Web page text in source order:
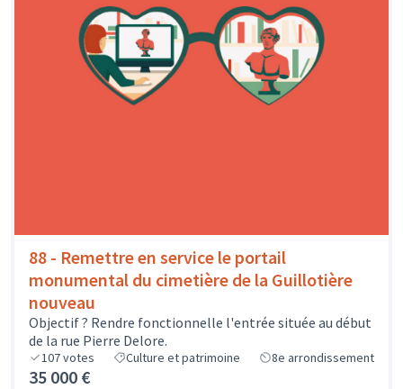
88 - Remettre en service le portail
monumental du cimetière de la Guillotière
nouveau
Objectif ? Rendre fonctionnelle l'entrée située au début
de la rue Pierre Delore.
107votes Culture et patrimoine 8e arrondissement
35 000 €